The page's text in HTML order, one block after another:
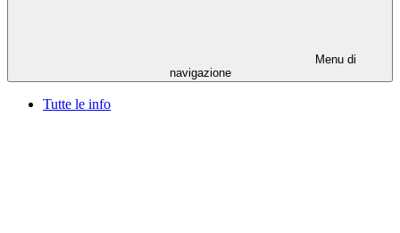
Menu di
navigazione
Tutte le info